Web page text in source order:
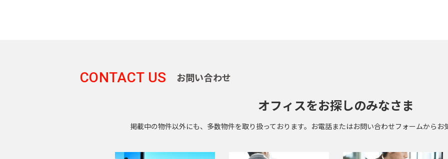
CONTACT US お問い合わせ
オフィスをお探しのみなさま
掲載中の物件以外にも、多数物件を取り扱っております。お電話またはお問い合わせフォームからお